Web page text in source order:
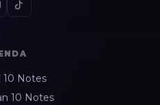
10 Notes
10 Notes